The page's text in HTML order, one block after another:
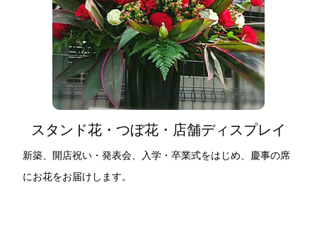
スタンド花・つぼ花・店舗ディスプレイ
新築、開店祝い・発表会、入学・卒業式をはじめ、慶事の席
にお花をお届けします。